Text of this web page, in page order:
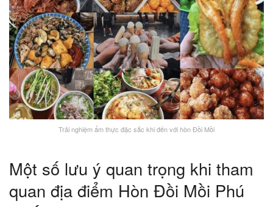
Trải nghiệm ẩm thực đặc sắc khi đến với hòn Đồi Mồi
Một số lưu ý quan trọng khi tham
quan địa điểm Hòn Đồi Mồi Phú